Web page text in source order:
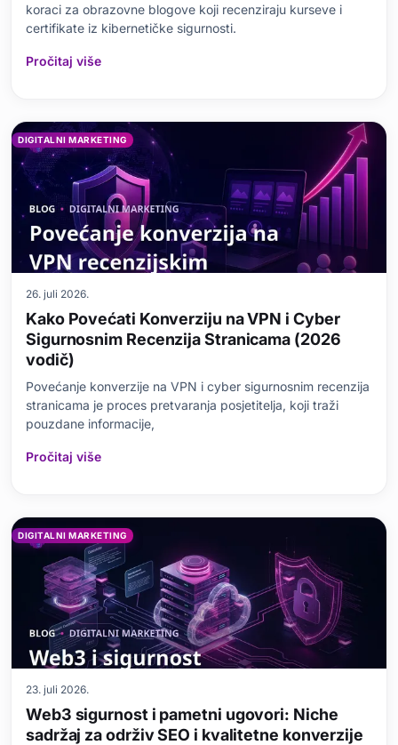
koraci za obrazovne blogove koji recenziraju kurseve i
certifikate iz kibernetičke sigurnosti.
Pročitaj više
DIGITALNI MARKETING
26. juli 2026.
Kako Povećati Konverziju na VPN i Cyber
Sigurnosnim Recenzija Stranicama (2026
vodič)
Povećanje konverzije na VPN i cyber sigurnosnim recenzija
stranicama je proces pretvaranja posjetitelja, koji traži
pouzdane informacije,
Pročitaj više
DIGITALNI MARKETING
23. juli 2026.
Web3 sigurnost i pametni ugovori: Niche
sadržaj za održiv SEO i kvalitetne konverzije